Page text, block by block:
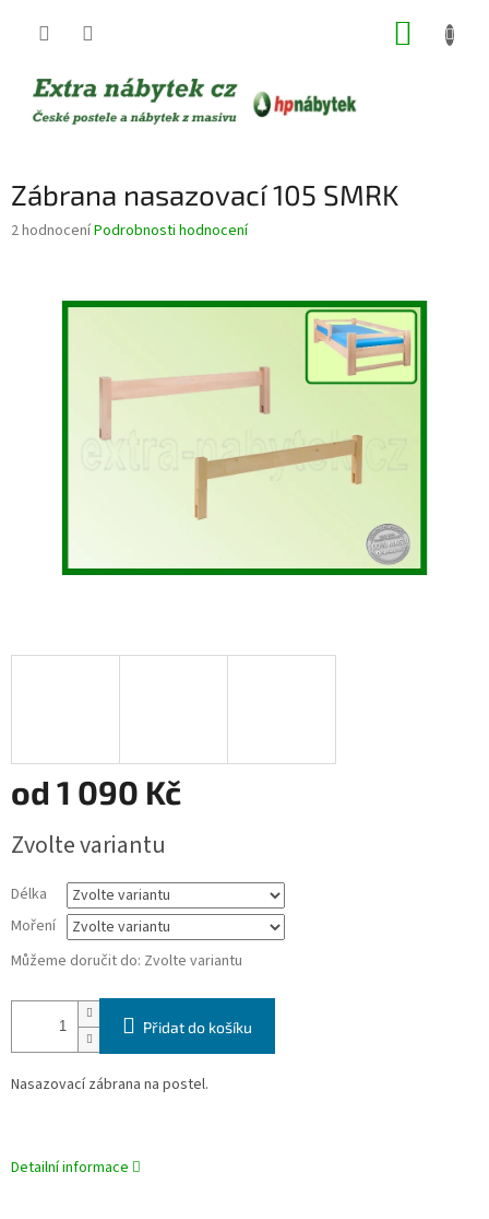
Zábrana nasazovací 105 SMRK
Průměrné
2 hodnoceníPodrobnosti hodnocení
od 1 090 Kč
cena:
Zvolte variantu
Délka
Moření
Můžeme doručit do: Zvolte variantu
Přidat do košíku
Nasazovací zábrana na postel.
Detailní informace